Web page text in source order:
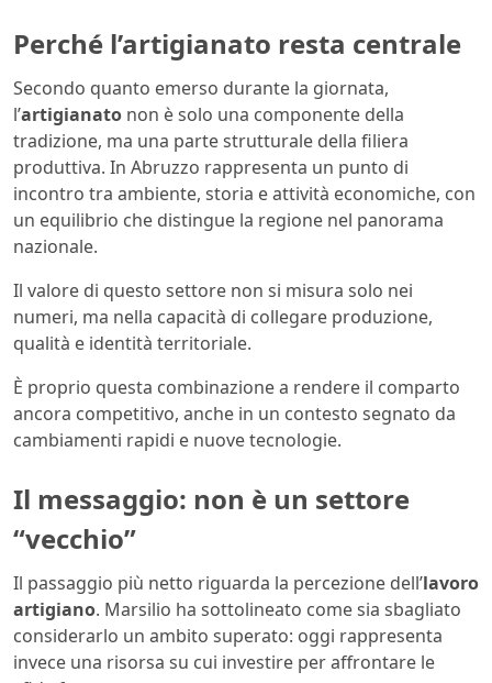
Perché l’artigianato resta centrale
Secondo quanto emerso durante la giornata,
l’artigianato non è solo una componente della
tradizione, ma una parte strutturale della filiera
produttiva. In Abruzzo rappresenta un punto di
incontro tra ambiente, storia e attività economiche, con
un equilibrio che distingue la regione nel panorama
nazionale.
Il valore di questo settore non si misura solo nei
numeri, ma nella capacità di collegare produzione,
qualità e identità territoriale.
È proprio questa combinazione a rendere il comparto
ancora competitivo, anche in un contesto segnato da
cambiamenti rapidi e nuove tecnologie.
Il messaggio: non è un settore
“vecchio”
Il passaggio più netto riguarda la percezione dell’lavoro
artigiano. Marsilio ha sottolineato come sia sbagliato
considerarlo un ambito superato: oggi rappresenta
invece una risorsa su cui investire per affrontare le